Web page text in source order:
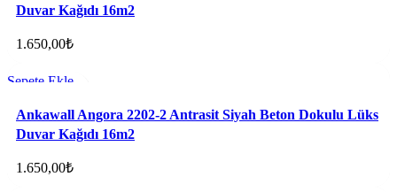
Duvar Kağıdı 16m2
1.650,00₺
Sepete Ekle
Ankawall Angora 2202-2 Antrasit Siyah Beton Dokulu Lüks
Duvar Kağıdı 16m2
1.650,00₺